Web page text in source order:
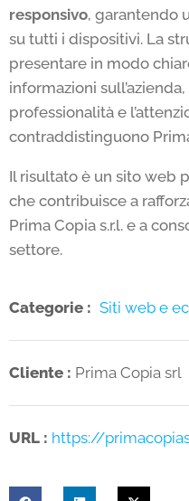
responsivo, garantendo
su tutti i dispositivi. La
presentare in modo
informazioni
professionalità e
contraddistinguono
Il risultato è un sito web
che contribuisce a
Prima Copia s.r.l. e a
settore.
Categorie : Siti web e
Cliente : Prima Copia srl
URL : https://